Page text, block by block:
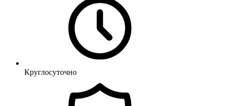
Круглосуточно